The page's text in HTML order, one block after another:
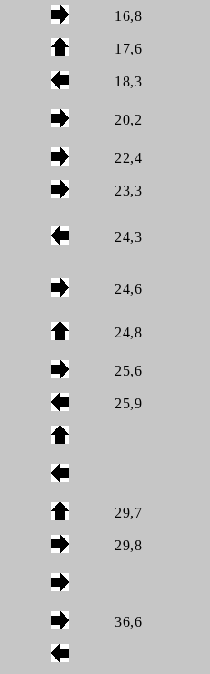
16,8
17,6
18,3
20,2
22,4
23,3
24,3
24,6
24,8
25,6
25,9
29,7
29,8
36,6